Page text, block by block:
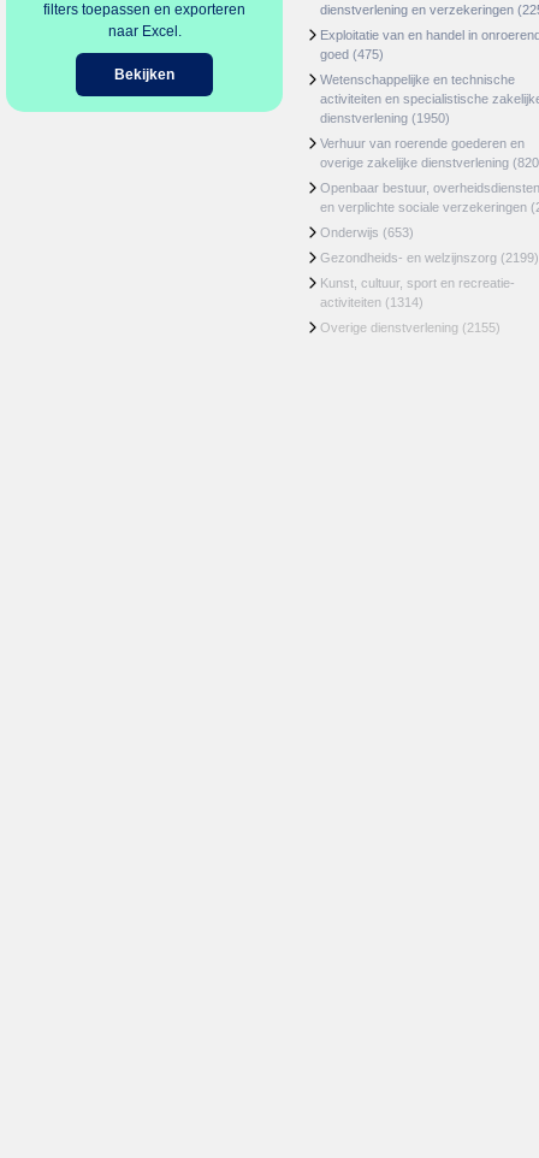
filters toepassen en exporteren
naar Excel.
Bekijken
dienstverlening en verzekeringen
Exploitatie van en handel in
goed (475)
Wetenschappelijke en technische
activiteiten en specialistische
dienstverlening (1950)
Verhuur van roerende goederen en
overige zakelijke dienstverlening
Openbaar bestuur, overheidsdiensten
en verplichte sociale verzekeringen
Onderwijs (653)
Gezondheids- en welzijnszorg (2199)
Kunst, cultuur, sport en recreatie-
activiteiten (1314)
Overige dienstverlening (2155)